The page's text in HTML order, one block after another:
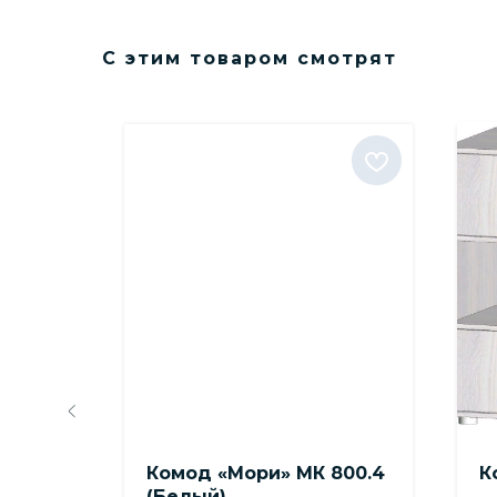
С этим товаром смотрят
Комод «Мори» МК 800.4